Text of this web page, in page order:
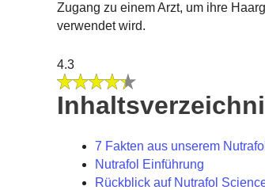
Zugang zu einem Arzt, um ihre
verwendet wird.
4.3
7 Fakten aus unserem
Nutrafol Einführung
Rückblick auf Nutrafol